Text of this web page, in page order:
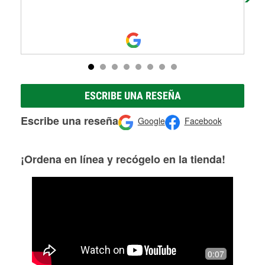
ESCRIBE UNA RESEÑA
Escribe una reseña Google Facebook
¡Ordena en línea y recógelo en la tienda!
0:07